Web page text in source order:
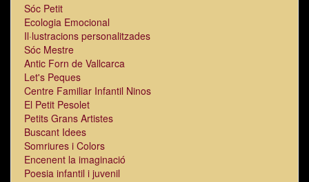
Sóc Petit
Ecologia Emocional
Il·lustracions personalitzades
Sóc Mestre
Antic Forn de Vallcarca
Let's Peques
Centre Familiar Infantil Ninos
El Petit Pesolet
Petits Grans Artistes
Buscant Idees
Somriures i Colors
Encenent la imaginació
Poesia infantil i juvenil